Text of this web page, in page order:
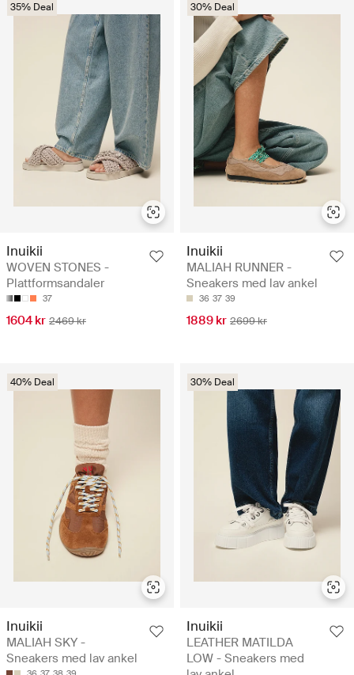
35% Deal
Inuikii
WOVEN STONES -
Plattformsandaler
37
1604 kr 2469 kr
30% Deal
Inuikii
MALIAH RUNNER -
Sneakers med lav ankel
36 37 39
1889 kr 2699 kr
40% Deal
Inuikii
MALIAH SKY -
Sneakers med lav ankel
30% Deal
Inuikii
LEATHER MATILDA
LOW - Sneakers med